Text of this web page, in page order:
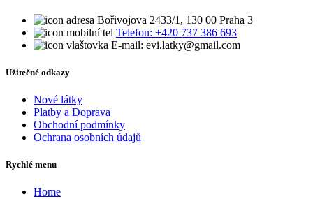
Bořivojova 2433/1, 130 00 Praha 3
Telefon: +420 737 386 693
E-mail: evi.latky@gmail.com
Užitečné odkazy
Nové látky
Platby a Doprava
Obchodní podmínky
Ochrana osobních údajů
Rychlé menu
Home